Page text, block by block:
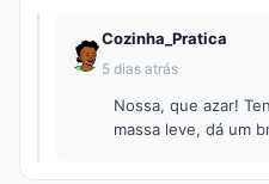
Cozinha_Pratica
5 dias atrás
Nossa, que azar!
massa leve, dá um